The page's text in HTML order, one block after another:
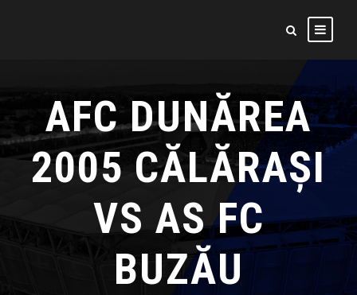
AFC DUNĂREA
2005 CĂLĂRAȘI
VS AS FC
BUZĂU